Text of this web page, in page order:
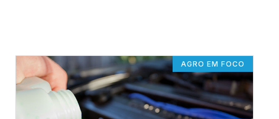
AGRO EM FOCO